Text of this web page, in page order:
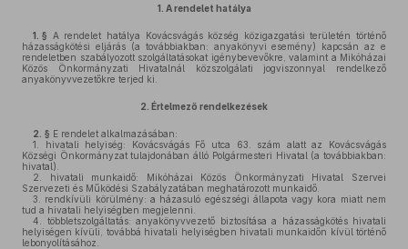
1. A rendelet hatálya
1. § A rendelet hatálya Kovácsvágás község közigazgatási területén történő
házasságkötési eljárás (a továbbiakban: anyakönyvi esemény) kapcsán az e
rendeletben szabályozott szolgáltatásokat igénybevevőkre, valamint a Mikóházai
Közös Önkormányzati Hivatalnál közszolgálati jogviszonnyal rendelkező
anyakönyvvezetőkre terjed ki.
2. Értelmező rendelkezések
2. § E rendelet alkalmazásában:
1.
hivatali helyiség: Kovácsvágás Fő utca 63. szám alatt az Kovácsvágás
Községi Önkormányzat tulajdonában álló Polgármesteri Hivatal (a továbbiakban:
hivatal).
2.
hivatali munkaidő: Mikóházai Közös Önkormányzati Hivatal Szervei
Szervezeti és Működési Szabályzatában meghatározott munkaidő.
3.
rendkívüli körülmény: a házasuló egészségi állapota vagy kora miatt nem
tud a hivatali helyiségben megjelenni.
4.
többletszolgáltatás: anyakönyvvezető biztosítása a házasságkötés hivatali
helyiségen kívüli, továbbá hivatali helyiségben hivatali munkaidőn kívül történő
lebonyolításához.